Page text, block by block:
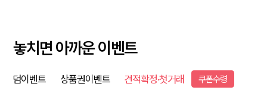
놓치면 아까운 이벤트
덤이벤트 상품권이벤트 견적확정·첫거래 쿠폰수령